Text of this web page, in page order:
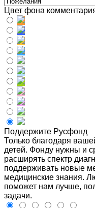
Цвет фона
Поддержите Русфонд
Только благодаря
детей. Фонду нужны и
расширять спектр
поддерживать новые
медицинские знания.
поможет нам лучше,
задачи.